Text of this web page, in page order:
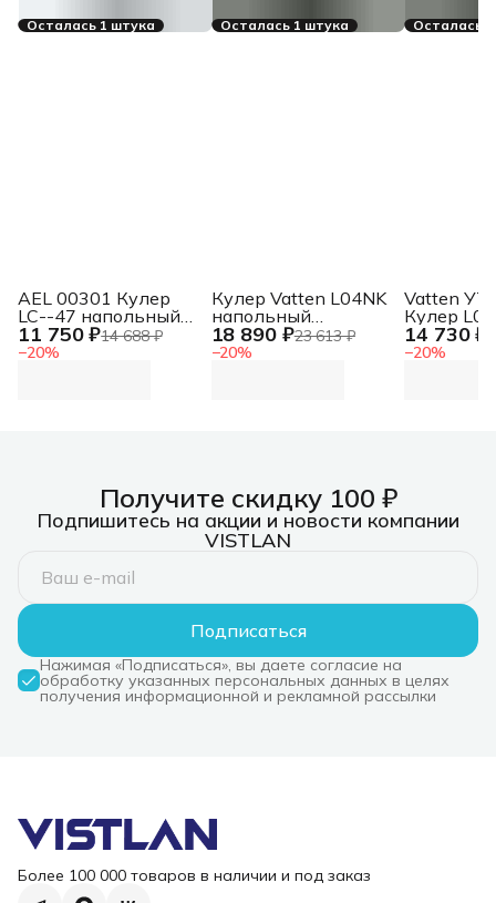
Осталась 1 штука
11 750 ₽14 688 ₽
−20%
AEL 00301 Кулер
LC--47 напольный
компрессорный
белый/серебристый
Осталась 1 штука
18 890 ₽23 613 ₽
−20%
Кулер Vatten L04NK
напольный
компрессорный
черный
Осталась
14 730 ₽
−20%
Vatten
Кулер
Получите скидку 100 ₽
Подпишитесь на акции и новости компании
VISTLAN
Подписаться
Нажимая «Подписаться», вы даете согласие на
обработку указанных персональных данных в целях
получения информационной и рекламной рассылки
Более 100 000 товаров в наличии и под заказ